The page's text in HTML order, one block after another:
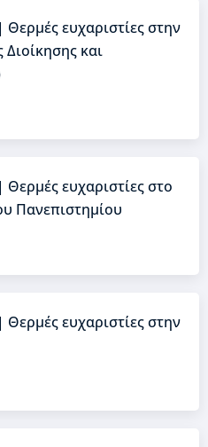
ευχαριστίες στην
και
ευχαριστίες στο
Πανεπιστημίου
ευχαριστίες στην